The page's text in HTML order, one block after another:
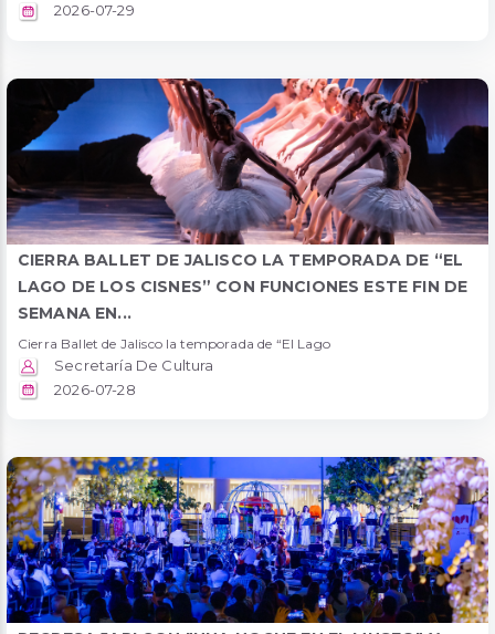
2026-07-29
CIERRA BALLET DE JALISCO LA TEMPORADA DE “EL
LAGO DE LOS CISNES” CON FUNCIONES ESTE FIN DE
SEMANA EN...
Cierra Ballet de Jalisco la temporada de “El Lago
Secretaría De Cultura
2026-07-28